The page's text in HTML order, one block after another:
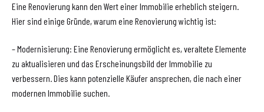
Eine Renovierung kann den Wert einer Immobilie erheblich steigern.
Hier sind einige Gründe, warum eine Renovierung wichtig ist:
– Modernisierung: Eine Renovierung ermöglicht es, veraltete Elemente
zu aktualisieren und das Erscheinungsbild der Immobilie zu
verbessern. Dies kann potenzielle Käufer ansprechen, die nach einer
modernen Immobilie suchen.